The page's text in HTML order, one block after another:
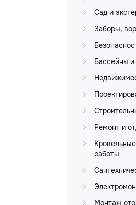
Сад и
Заборы,
Бассейны
Ремонт и
работы
Монтаж